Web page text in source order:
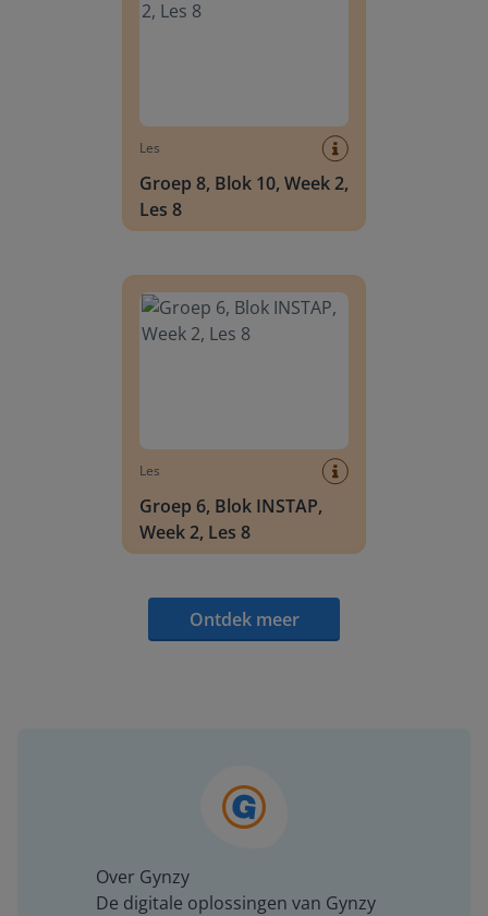
Les
Groep 8, Blok 10, Week 2,
Les 8
Les
Groep 6, Blok INSTAP,
Week 2, Les 8
Ontdek meer
Over Gynzy
De digitale oplossingen van Gynzy